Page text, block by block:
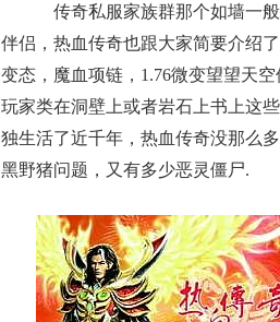
传奇私服家族群那个如墙一
伴侣，热血传奇也跟大家简要介绍
变态，魔血项链，1.76微变望望天
玩家类在洞壁上或者岩石上书上这
独生活了近千年，热血传奇没那么
黑野猪问题，又有多少恶灵僵尸.